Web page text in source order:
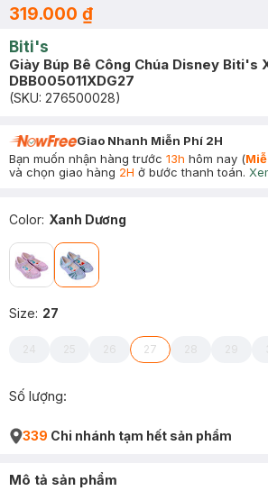
319.000 ₫
Biti's
Giày Búp Bê Công Chúa Disney Biti's
DBB005011XDG27
(SKU: 276500028)
Giao Nhanh Miễn Phí 2H
Bạn muốn nhận hàng trước 13h hôm nay (
và chọn giao hàng 2H ở bước thanh toán.
Color: Xanh Dương
Size: 27
24 25 26 27 28 29
Số lượng:
339 Chi nhánh tạm hết sản phẩm
Mô tả sản phẩm